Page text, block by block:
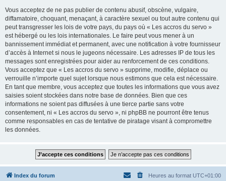
Vous acceptez de ne pas publier de contenu abusif, obscène, vulgaire,
diffamatoire, choquant, menaçant, à caractère sexuel ou tout autre contenu qui
peut transgresser les lois de votre pays, du pays où « Les accros du servo »
est hébergé ou les lois internationales. Le faire peut vous mener à un
bannissement immédiat et permanent, avec une notification à votre fournisseur
d’accès à Internet si nous le jugeons nécessaire. Les adresses IP de tous les
messages sont enregistrées pour aider au renforcement de ces conditions.
Vous acceptez que « Les accros du servo » supprime, modifie, déplace ou
verrouille n’importe quel sujet lorsque nous estimons que cela est nécessaire.
En tant que membre, vous acceptez que toutes les informations que vous avez
saisies soient stockées dans notre base de données. Bien que ces
informations ne soient pas diffusées à une tierce partie sans votre
consentement, ni « Les accros du servo », ni phpBB ne pourront être tenus
comme responsables en cas de tentative de piratage visant à compromettre
les données.
Index du forum Heures au format UTC+01:00